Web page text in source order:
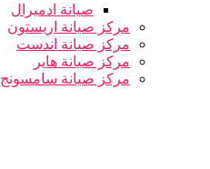
صيانة ادميرال
مركز صيانة اريستون
مركز صيانة اندست
مركز صيانة هاير
مركز صيانة سامسونج